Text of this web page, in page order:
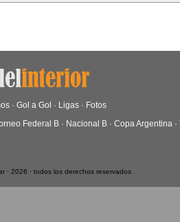
· Gol a Gol · Ligas · Fotos
Federal B · Nacional B · Copa Argentina ·
· 2026 · todos los derechos reservados